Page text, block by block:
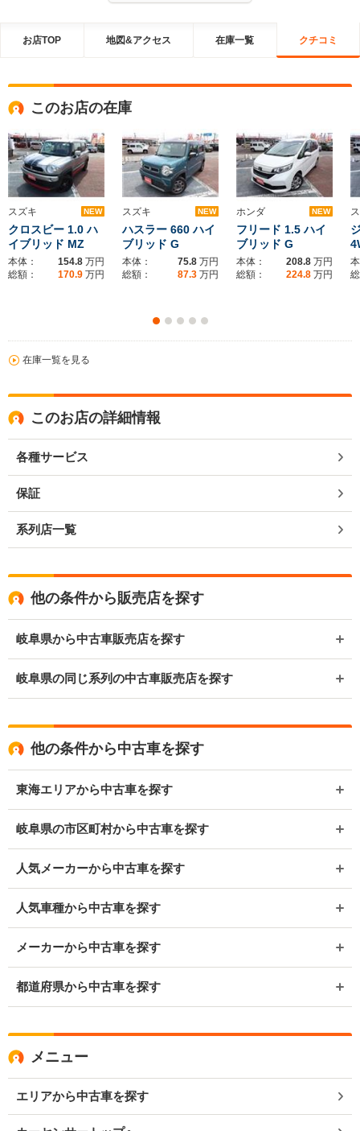
お店TOP 地図&アクセス 在庫一覧 クチコミ
このお店の在庫
スズキ NEW
クロスビー 1.0 ハ
イブリッド MZ
本体： 154.8 万円
総額：
170.9 万円
スズキ NEW
ハスラー 660 ハイ
ブリッド G
本体： 75.8 万円
総額：
87.3 万円
ホンダ NEW
フリード 1.5 ハイ
ブリッド G
本体： 208.8 万円
総額：
224.8 万円
在庫一覧を見る
このお店の詳細情報
各種サービス
保証
系列店一覧
他の条件から販売店を探す
岐阜県から中古車販売店を探す
岐阜県の同じ系列の中古車販売店を探す
他の条件から中古車を探す
東海エリアから中古車を探す
岐阜県の市区町村から中古車を探す
人気メーカーから中古車を探す
人気車種から中古車を探す
メーカーから中古車を探す
都道府県から中古車を探す
メニュー
エリアから中古車を探す